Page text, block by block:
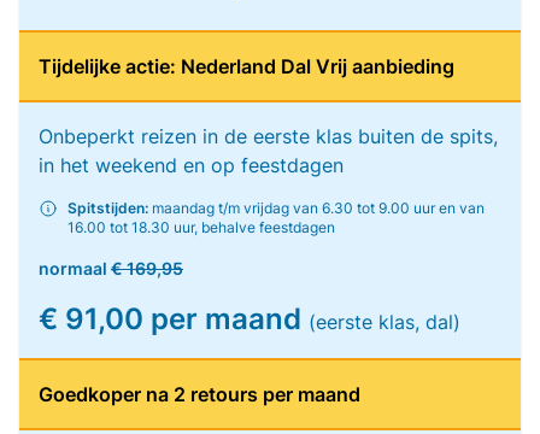
Tijdelijke actie: Nederland Dal Vrij aanbieding
Onbeperkt reizen in de eerste klas buiten de spits,
in het weekend en op feestdagen
Spitstijden: maandag t/m vrijdag van 6.30 tot 9.00 uur en van
16.00 tot 18.30 uur, behalve feestdagen
normaal € 169,95
€ 91,00 per maand (eerste klas, dal)
Goedkoper na 2 retours per maand